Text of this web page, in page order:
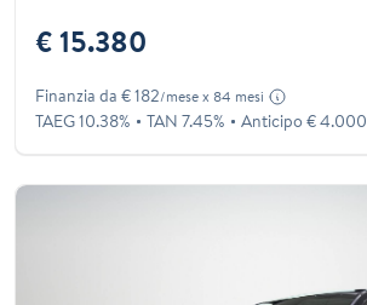
€ 15.380
Finanzia da € 182/mese x 84 mesi
TAEG 10.38% TAN 7.45% Anticipo € 4.000